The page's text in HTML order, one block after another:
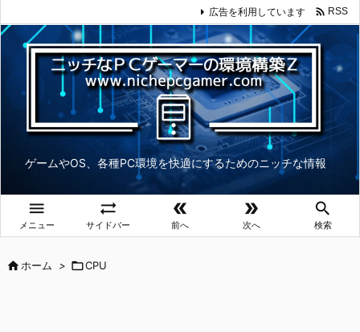
ゲームやOS、各種PC環境を快適にするためのニッチな情報

メニュー

サイドバー

前へ

次へ

検索
広告を利用しています  RSS
ホーム > CPU